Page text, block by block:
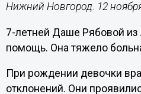
Нижний Новгород. 12
7-летней Даше Рябовой из
помощь. Она тяжело
При рождении девочки
отклонений. Они